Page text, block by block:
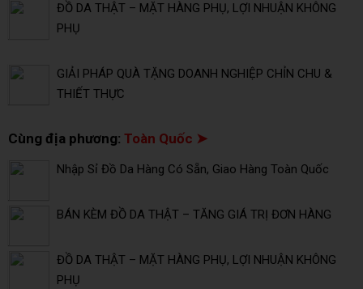
ĐỒ DA THẬT – MẶT HÀNG PHỤ, LỢI NHUẬN KHÔNG
PHỤ
GIẢI PHÁP QUÀ TẶNG DOANH NGHIỆP CHỈN CHU &
THIẾT THỰC
Cùng địa phương: Toàn Quốc ➤
Nhập Sỉ Đồ Da Hàng Có Sẵn, Giao Hàng Toàn Quốc
BÁN KÈM ĐỒ DA THẬT – TĂNG GIÁ TRỊ ĐƠN HÀNG
ĐỒ DA THẬT – MẶT HÀNG PHỤ, LỢI NHUẬN KHÔNG
PHỤ